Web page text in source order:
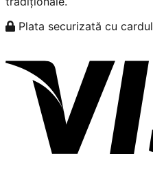
Plata securizată cu cardul